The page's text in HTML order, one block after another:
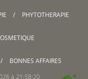
PHYTOTHERAPIE
BONNES AFFAIRES
à 21:58:20